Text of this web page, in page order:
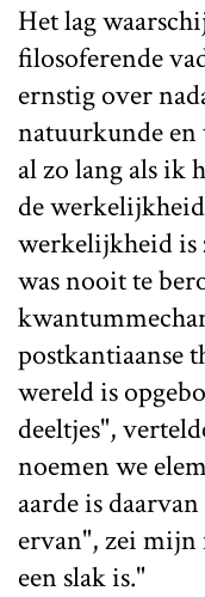
Het lag
filosoferende
ernstig over
natuurkunde en
al zo lang als ik
de
werkelijkheid is
was nooit te
postkantiaanse
wereld is
deeltjes",
noemen we
aarde is
ervan", zei mijn
een slak is."